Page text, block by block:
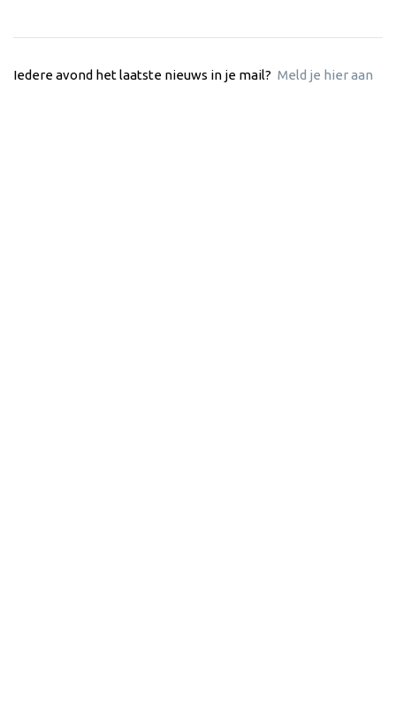
Iedere avond het laatste nieuws in je mail? Meld je hier aan